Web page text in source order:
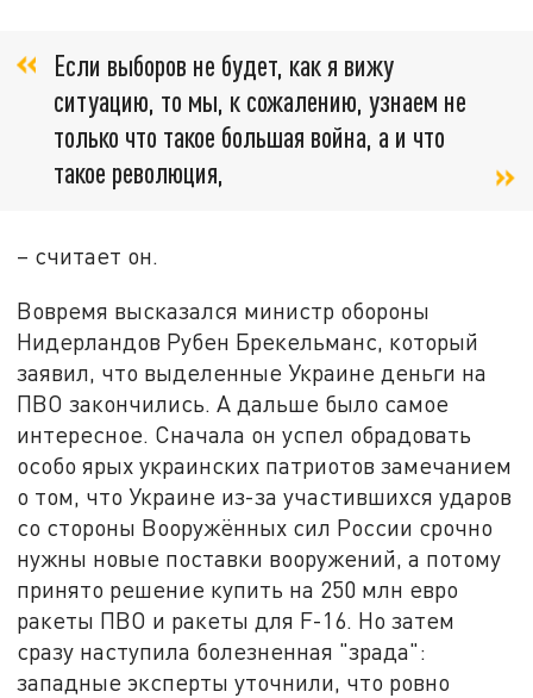
Если выборов не будет, как я вижу
ситуацию, то мы, к сожалению, узнаем не
только что такое большая война, а и что
такое революция,
– считает он.
Вовремя высказался министр обороны
Нидерландов Рубен Брекельманс, который
заявил, что выделенные Украине деньги на
ПВО закончились. А дальше было самое
интересное. Сначала он успел обрадовать
особо ярых украинских патриотов замечанием
о том, что Украине из-за участившихся ударов
со стороны Вооружённых сил России срочно
нужны новые поставки вооружений, а потому
принято решение купить на 250 млн евро
ракеты ПВО и ракеты для F-16. Но затем
сразу наступила болезненная "зрада":
западные эксперты уточнили, что ровно